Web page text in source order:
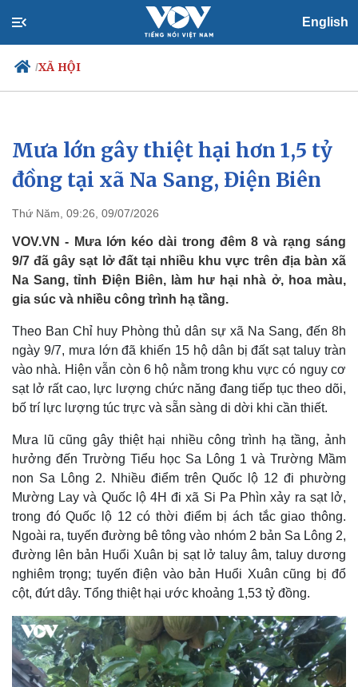
English
/XÃ HỘI
Chính trị
Đảng
Tổ chức nhân sự
Nhận diện sự thật
Xã hội
Tin 24h
Dự báo thời tiết
Việc làm
Biển đảo
Mưa lớn gây thiệt hại hơn 1,5 tỷ
đồng tại xã Na Sang, Điện Biên
Thứ Năm, 09:26, 09/07/2026
VOV.VN - Mưa lớn kéo dài trong đêm 8 và rạng sáng
9/7 đã gây sạt lở đất tại nhiều khu vực trên địa bàn xã
Na Sang, tỉnh Điện Biên, làm hư hại nhà ở, hoa màu,
gia súc và nhiều công trình hạ tầng.
Theo Ban Chỉ huy Phòng thủ dân sự xã Na Sang, đến 8h
ngày 9/7, mưa lớn đã khiến 15 hộ dân bị đất sạt taluy tràn
vào nhà. Hiện vẫn còn 6 hộ nằm trong khu vực có nguy cơ
sạt lở rất cao, lực lượng chức năng đang tiếp tục theo dõi,
bố trí lực lượng túc trực và sẵn sàng di dời khi cần thiết.
Mưa lũ cũng gây thiệt hại nhiều công trình hạ tầng, ảnh
hưởng đến Trường Tiểu học Sa Lông 1 và Trường Mầm
non Sa Lông 2. Nhiều điểm trên Quốc lộ 12 đi phường
Mường Lay và Quốc lộ 4H đi xã Si Pa Phìn xảy ra sạt lở,
trong đó Quốc lộ 12 có thời điểm bị ách tắc giao thông.
Ngoài ra, tuyến đường bê tông vào nhóm 2 bản Sa Lông 2,
đường lên bản Huổi Xuân bị sạt lở taluy âm, taluy dương
nghiêm trọng; tuyến điện vào bản Huổi Xuân cũng bị đổ
cột, đứt dây. Tổng thiệt hại ước khoảng 1,53 tỷ đồng.